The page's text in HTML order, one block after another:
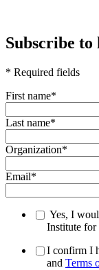
Subscribe
* Required fields
First name*
Last name*
Organization*
Email*
Yes, I
Institute for
I confirm I
and Terms